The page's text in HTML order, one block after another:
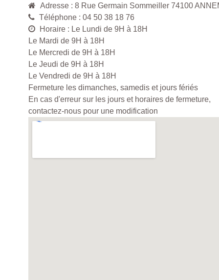
Adresse : 8 Rue Germain Sommeiller 74100
Téléphone : 04 50 38 18 76
Horaire : Le Lundi de 9H à 18H
Le Mardi de 9H à 18H
Le Mercredi de 9H à 18H
Le Jeudi de 9H à 18H
Le Vendredi de 9H à 18H
Fermeture les dimanches, samedis et jours fériés
En cas d'erreur sur les jours et horaires de fermeture,
contactez-nous pour une modification